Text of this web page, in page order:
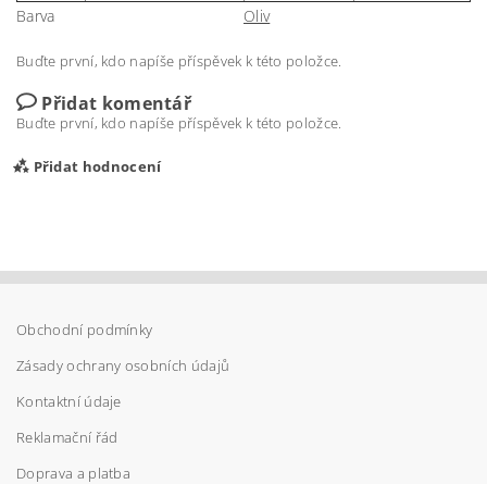
Barva
Oliv
Buďte první, kdo napíše příspěvek k této položce.
Přidat komentář
Buďte první, kdo napíše příspěvek k této položce.
Přidat hodnocení
Obchodní podmínky
Zásady ochrany osobních údajů
Kontaktní údaje
Reklamační řád
Doprava a platba